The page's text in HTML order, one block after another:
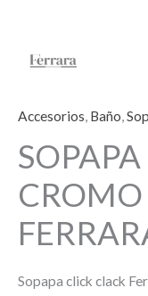
Accesorios, Baño,
Sopapa click clack